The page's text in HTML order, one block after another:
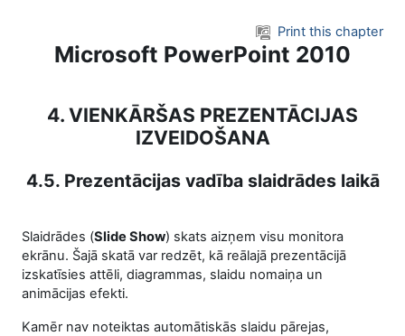
Print this chapter
Microsoft PowerPoint 2010
4. VIENKĀRŠAS PREZENTĀCIJAS
IZVEIDOŠANA
4.5. Prezentācijas vadība slaidrādes laikā
Slaidrādes (Slide Show) skats aizņem visu monitora
ekrānu. Šajā skatā var redzēt, kā reālajā prezentācijā
izskatīsies attēli, diagrammas, slaidu nomaiņa un
animācijas efekti.
Kamēr nav noteiktas automātiskās slaidu pārejas,